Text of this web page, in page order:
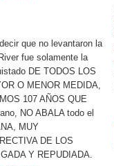
que no levantaron la
fue solamente la
DE TODOS LOS
O MENOR MEDIDA,
107 AÑOS QUE
NO ABALA todo el
MUY
DE LOS
Y REPUDIADA.